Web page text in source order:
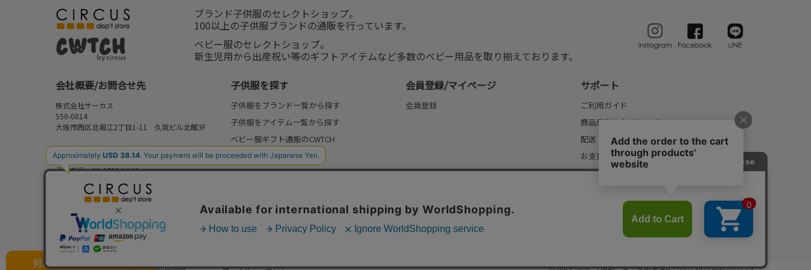
ブランド子供服のセレクトショップ。
100以上の子供服ブランドの通販を行っています。
ベビー服のセレクトショップ。
新生児用から出産祝い等のギフトアイテムなど多数のベビー用品を取り揃えております。
会社概要/お問合せ先
株式会社サーカス
550-0014
大阪市西区北堀江2丁目1-11 久我ビル北館3F
お問合せ先
⇒FAQ/お問合せフォーム
電話番号：06-6538-1163
営業時間：10:00-17:00
定休日：日曜・祝日
子供服を探す
子供服をブランド一覧から探す
子供服をアイテム一覧から探す
ベビー服ギフト通販のCWTCH
新作
再入荷
セール
my focus(よみもの)
会員登録/マイページ
会員登録
サポート
ご利用ガイド
商品発送のタイミングについて
配送・送料について
お支払いについて
返品・交換について
何かお探しですか？